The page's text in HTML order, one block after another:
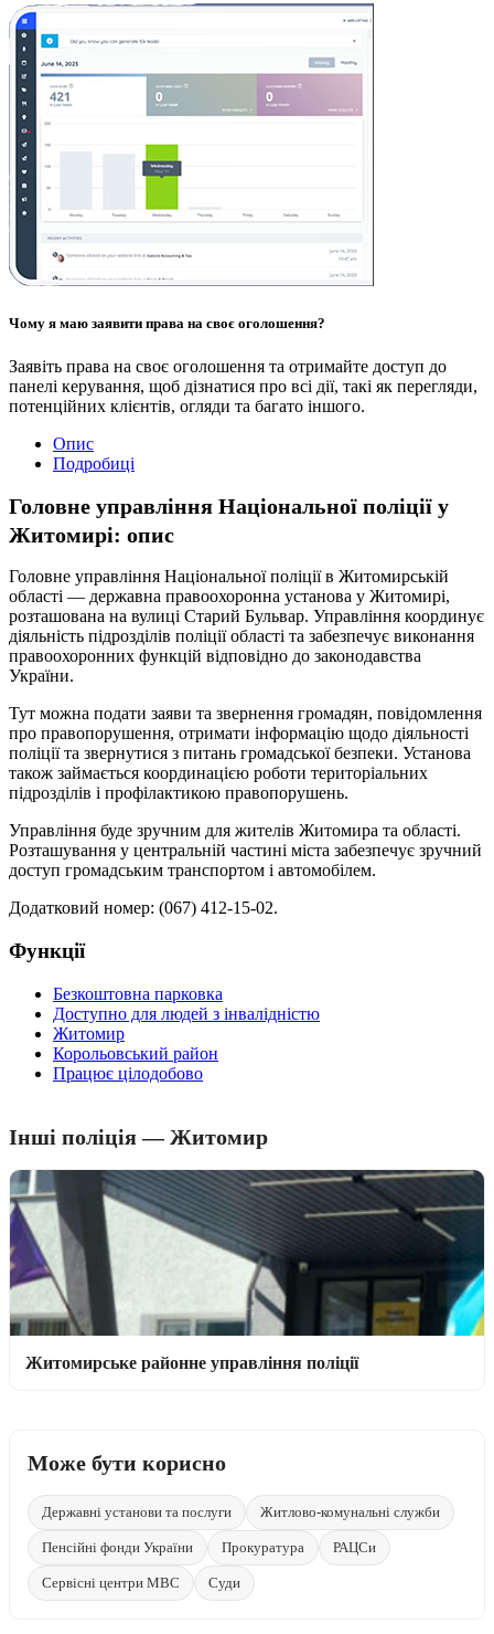
Чому я маю заявити права на своє оголошення?
Заявіть права на своє оголошення та отримайте доступ до
панелі керування, щоб дізнатися про всі дії, такі як перегляди,
потенційних клієнтів, огляди та багато іншого.
Опис
Подробиці
Головне управління Національної поліції у
Житомирі: опис
Головне управління Національної поліції в Житомирській
області — державна правоохоронна установа у Житомирі,
розташована на вулиці Старий Бульвар. Управління координує
діяльність підрозділів поліції області та забезпечує виконання
правоохоронних функцій відповідно до законодавства
України.
Тут можна подати заяви та звернення громадян, повідомлення
про правопорушення, отримати інформацію щодо діяльності
поліції та звернутися з питань громадської безпеки. Установа
також займається координацією роботи територіальних
підрозділів і профілактикою правопорушень.
Управління буде зручним для жителів Житомира та області.
Розташування у центральній частині міста забезпечує зручний
доступ громадським транспортом і автомобілем.
Додатковий номер: (067) 412-15-02.
Функції
Безкоштовна парковка
Доступно для людей з інвалідністю
Житомир
Корольовський район
Працює цілодобово
Інші поліція — Житомир
Житомирське районне управління поліції
Може бути корисно
Державні установи та послуги Житлово-комунальні служби
Пенсійні фонди України Прокуратура РАЦСи
Сервісні центри МВС Суди